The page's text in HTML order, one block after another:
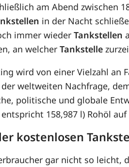
am Abend zwischen
in der Nacht
immer wiederTankstellen
an welcherTankstelle
wird von einer Vielzahl an
weltweiten Nachfrage,
politische und globale
158,987 l) Rohöl
kostenlosen
gar nicht so